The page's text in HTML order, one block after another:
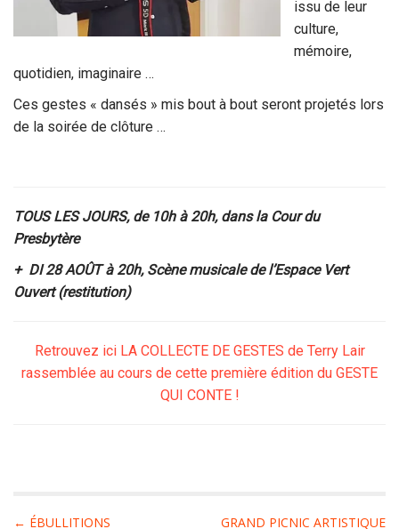
issu de leur
culture,
mémoire,
quotidien, imaginaire …
Ces gestes « dansés » mis bout à bout seront projetés lors
de la soirée de clôture …
TOUS LES JOURS, de 10h à 20h, dans la Cour du
Presbytère
+ DI 28 AOÛT à 20h, Scène musicale de l’Espace Vert
Ouvert (restitution)
Retrouvez ici LA COLLECTE DE GESTES de Terry Lair
rassemblée au cours de cette première édition du GESTE
QUI CONTE !
← ÉBULLITIONS
GRAND PICNIC ARTISTIQUE